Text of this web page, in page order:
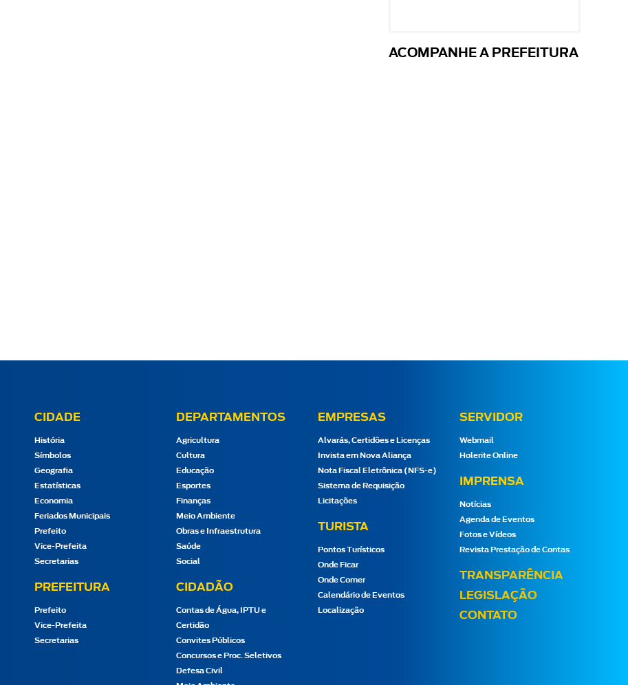
ACOMPANHE A PREFEITURA
CIDADE
História
Símbolos
Geografia
Estatísticas
Economia
Feriados Municipais
Prefeito
Vice-Prefeita
Secretarias
PREFEITURA
Prefeito
Vice-Prefeita
Secretarias
DEPARTAMENTOS
Agricultura
Cultura
Educação
Esportes
Finanças
Meio Ambiente
Obras e Infraestrutura
Saúde
Social
CIDADÃO
Contas de Água, IPTU e
Certidão
Convites Públicos
Concursos e Proc. Seletivos
Defesa Civil
EMPRESAS
Alvarás, Certidões e Licenças
Invista em Nova Aliança
Nota Fiscal Eletrônica (NFS-e)
Sistema de Requisição
Licitações
TURISTA
Pontos Turísticos
Onde Ficar
Onde Comer
Calendário de Eventos
Localização
SERVIDOR
Webmail
Holerite Online
IMPRENSA
Notícias
Agenda de Eventos
Fotos e Vídeos
Revista Prestação de Contas
TRANSPARÊNCIA
LEGISLAÇÃO
CONTATO